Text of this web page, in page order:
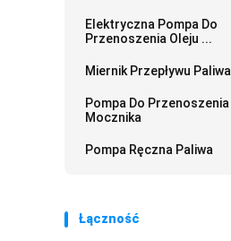
Elektryczna Pompa Do
Przenoszenia Oleju ...
Miernik Przepływu Paliwa
Pompa Do Przenoszenia
Mocznika
Pompa Ręczna Paliwa
Łączność